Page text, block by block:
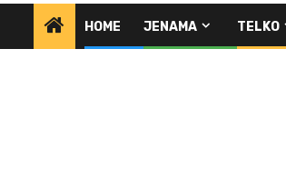
HOME JENAMA TELKO